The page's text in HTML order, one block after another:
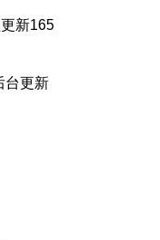
新165
台更新